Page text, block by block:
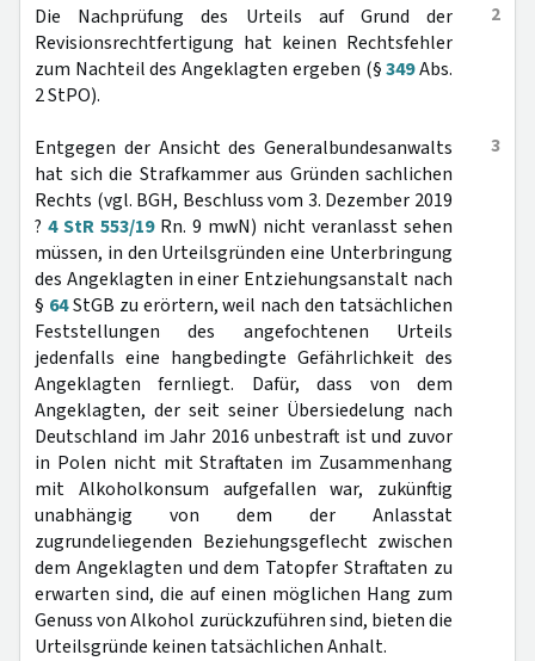
2
Die Nachprüfung des Urteils auf Grund der
Revisionsrechtfertigung hat keinen Rechtsfehler
zum Nachteil des Angeklagten ergeben (§349Abs.
2 StPO).
3
Entgegen der Ansicht des Generalbundesanwalts
hat sich die Strafkammer aus Gründen sachlichen
Rechts (vgl. BGH, Beschluss vom 3. Dezember 2019
? 4 StR 553/19Rn. 9 mwN) nicht veranlasst sehen
müssen, in den Urteilsgründen eine Unterbringung
des Angeklagten in einer Entziehungsanstalt nach
§ 64StGB zu erörtern, weil nach den tatsächlichen
Feststellungen des angefochtenen Urteils
jedenfalls eine hangbedingte Gefährlichkeit des
Angeklagten fernliegt. Dafür, dass von dem
Angeklagten, der seit seiner Übersiedelung nach
Deutschland im Jahr 2016 unbestraft ist und zuvor
in Polen nicht mit Straftaten im Zusammenhang
mit Alkoholkonsum aufgefallen war, zukünftig
unabhängig von dem der Anlasstat
zugrundeliegenden Beziehungsgeflecht zwischen
dem Angeklagten und dem Tatopfer Straftaten zu
erwarten sind, die auf einen möglichen Hang zum
Genuss von Alkohol zurückzuführen sind, bieten die
Urteilsgründe keinen tatsächlichen Anhalt.